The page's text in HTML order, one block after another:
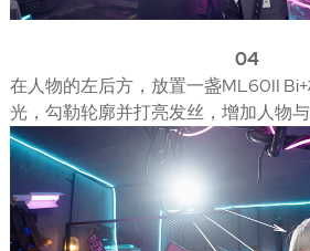
04
在人物的左后方，放置一盏ML60II
光，勾勒轮廓并打亮发丝，增加人物与